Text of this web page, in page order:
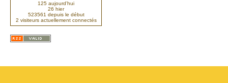
125 aujourd’hui
26 hier
523561 depuis le début
2 visiteurs actuellement connectés